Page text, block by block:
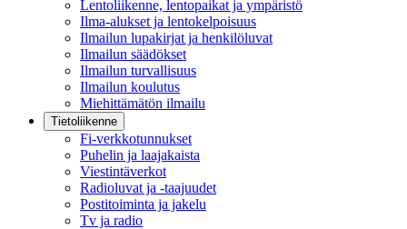
Lentoliikenne, lentopaikat ja ympäristö
Ilma-alukset ja lentokelpoisuus
Ilmailun lupakirjat ja henkilöluvat
Ilmailun säädökset
Ilmailun turvallisuus
Ilmailun koulutus
Miehittämätön ilmailu
Tietoliikenne
Fi-verkkotunnukset
Puhelin ja laajakaista
Viestintäverkot
Radioluvat ja -taajuudet
Postitoiminta ja jakelu
Tv ja radio